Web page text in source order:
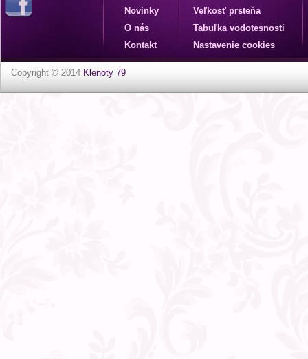
Novinky
O nás
Kontakt
Veľkosť prsteňa
Tabuľka vodotesnosti
Nastavenie cookies
Copyright © 2014 Klenoty 79